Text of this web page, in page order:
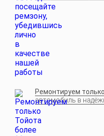
Ремонтируем
автомобиль в